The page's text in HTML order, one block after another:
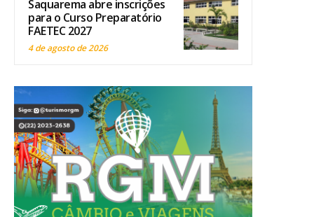
Saquarema abre inscrições
para o Curso Preparatório
FAETEC 2027
4 de agosto de 2026